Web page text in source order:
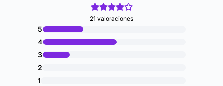
21 valoraciones
5
4
3
2
1